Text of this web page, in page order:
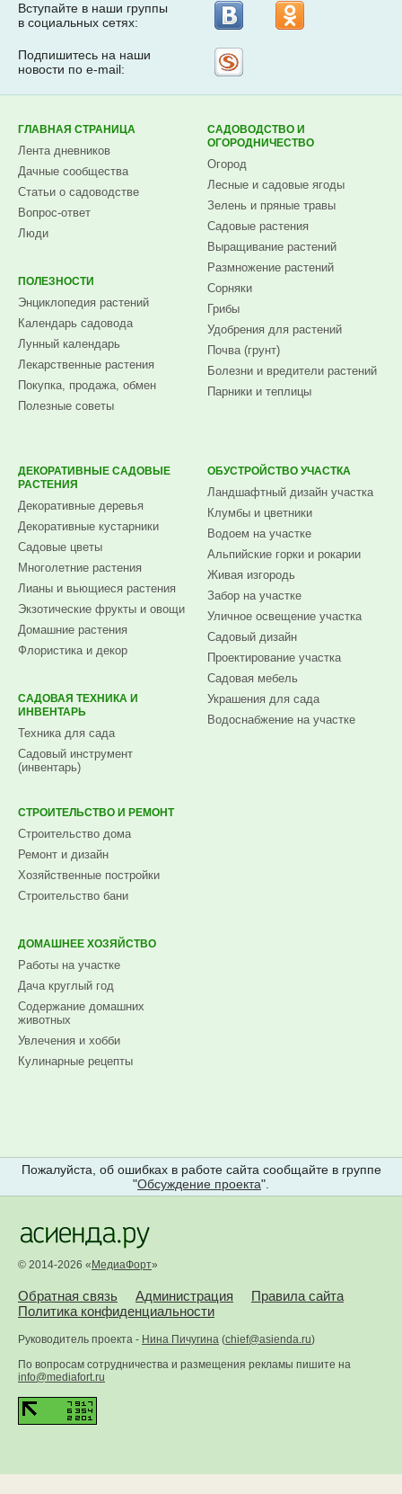
Вступайте в наши группы
в социальных сетях:
Подпишитесь на наши
новости по e-mail:
ГЛАВНАЯ СТРАНИЦА
Лента дневников
Дачные сообщества
Статьи о садоводстве
Вопрос-ответ
Люди
ПОЛЕЗНОСТИ
Энциклопедия растений
Календарь садовода
Лунный календарь
Лекарственные растения
Покупка, продажа, обмен
Полезные советы
САДОВОДСТВО И
ОГОРОДНИЧЕСТВО
Огород
Лесные и садовые ягоды
Зелень и пряные травы
Садовые растения
Выращивание растений
Размножение растений
Сорняки
Грибы
Удобрения для растений
Почва (грунт)
Болезни и вредители растений
Парники и теплицы
ДЕКОРАТИВНЫЕ САДОВЫЕ
РАСТЕНИЯ
Декоративные деревья
Декоративные кустарники
Садовые цветы
Многолетние растения
Лианы и вьющиеся растения
Экзотические фрукты и овощи
Домашние растения
Флористика и декор
САДОВАЯ ТЕХНИКА И
ИНВЕНТАРЬ
Техника для сада
Садовый инструмент
(инвентарь)
ОБУСТРОЙСТВО УЧАСТКА
Ландшафтный дизайн участка
Клумбы и цветники
Водоем на участке
Альпийские горки и рокарии
Живая изгородь
Забор на участке
Уличное освещение участка
Садовый дизайн
Проектирование участка
Садовая мебель
Украшения для сада
Водоснабжение на участке
СТРОИТЕЛЬСТВО И РЕМОНТ
Строительство дома
Ремонт и дизайн
Хозяйственные постройки
Строительство бани
ДОМАШНЕЕ ХОЗЯЙСТВО
Работы на участке
Дача круглый год
Содержание домашних
животных
Увлечения и хобби
Кулинарные рецепты
Пожалуйста, об ошибках в работе сайта сообщайте в группе
"Обсуждение проекта".
© 2014-2026 « МедиаФорт»
Обратная связь Администрация
Правила сайта
Политика конфиденциальности
Руководитель проекта - Нина Пичугина (chief@asienda.ru)
По вопросам сотрудничества и размещения рекламы пишите на
info@mediafort.ru